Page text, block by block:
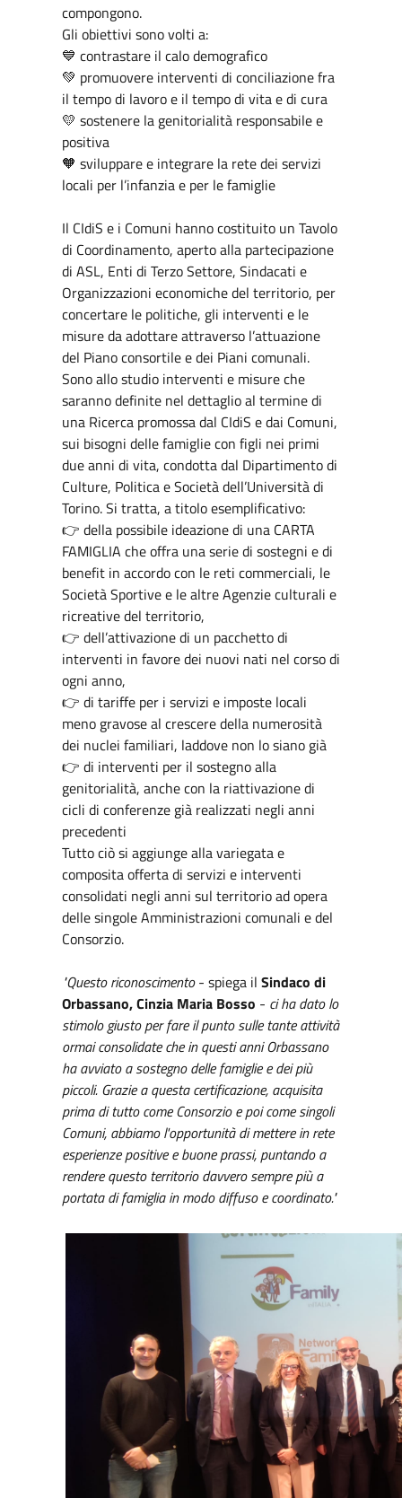
compongono.
Gli obiettivi sono volti a:
💙 contrastare il calo demografico
💚 promuovere interventi di conciliazione fra
il tempo di lavoro e il tempo di vita e di cura
💛 sostenere la genitorialità responsabile e
positiva
🧡 sviluppare e integrare la rete dei servizi
locali per l’infanzia e per le famiglie
Il CIdiS e i Comuni hanno costituito un Tavolo
di Coordinamento, aperto alla partecipazione
di ASL, Enti di Terzo Settore, Sindacati e
Organizzazioni economiche del territorio, per
concertare le politiche, gli interventi e le
misure da adottare attraverso l’attuazione
del Piano consortile e dei Piani comunali.
Sono allo studio interventi e misure che
saranno definite nel dettaglio al termine di
una Ricerca promossa dal CIdiS e dai Comuni,
sui bisogni delle famiglie con figli nei primi
due anni di vita, condotta dal Dipartimento di
Culture, Politica e Società dell’Università di
Torino.Si tratta, a titolo esemplificativo:
👉 della possibile ideazione di una CARTA
FAMIGLIA che offra una serie di sostegni e di
benefit in accordo con le reti commerciali, le
Società Sportive e le altre Agenzie culturali e
ricreative del territorio,
👉 dell’attivazione di un pacchetto di
interventi in favore dei nuovi nati nel corso di
ogni anno,
👉 di tariffe per i servizi e imposte locali
meno gravose al crescere della numerosità
dei nuclei familiari, laddove non lo siano già
👉 di interventi per il sostegno alla
genitorialità, anche con la riattivazione di
cicli di conferenze già realizzati negli anni
precedenti
Tutto ciò si aggiunge alla variegata e
composita offerta di servizi e interventi
consolidati negli anni sul territorio ad opera
delle singole Amministrazioni comunali e del
Consorzio.
"Questo riconoscimento- spiega il Sindaco di
Orbassano, Cinzia Maria Bosso - ci ha dato lo
stimolo giusto per fare il punto sulle tante attività
ormai consolidate che in questi anni Orbassano
ha avviato a sostegno delle famiglie e dei più
piccoli. Grazie a questa certificazione, acquisita
prima di tutto come Consorzio e poi come singoli
Comuni, abbiamo l'opportunità di mettere in rete
esperienze positive e buone prassi, puntando a
rendere questo territorio davvero sempre più a
portata di famiglia in modo diffuso e coordinato."